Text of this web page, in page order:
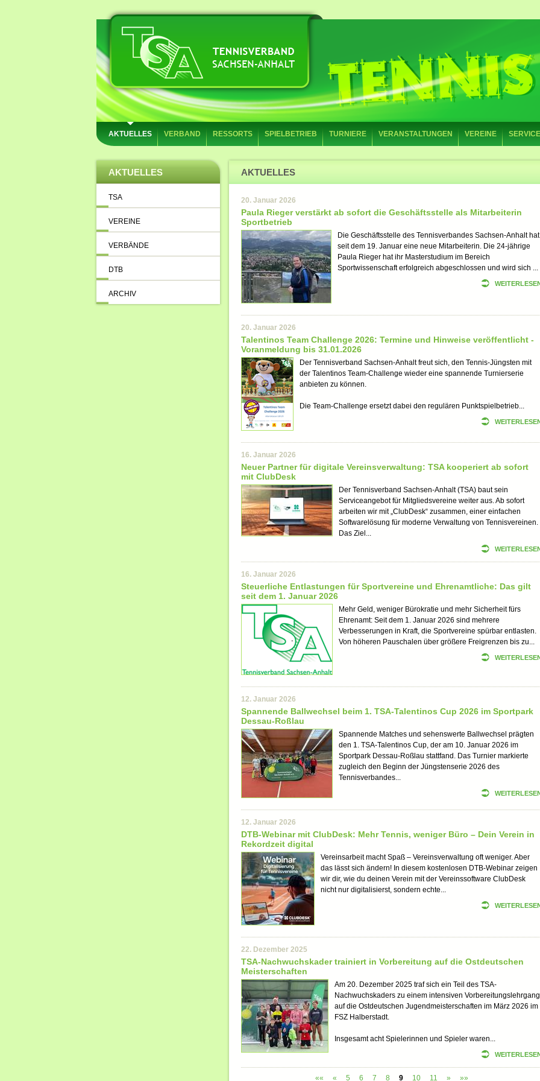
AKTUELLES VERBAND RESSORTS SPIELBETRIEB TURNIERE VERANSTALTUNGEN VEREINE SERVICE
AKTUELLES
TSA
VEREINE
VERBÄNDE
DTB
ARCHIV
AKTUELLES
20. Januar 2026
Paula Rieger verstärkt ab sofort die Geschäftsstelle als Mitarbeiterin
Sportbetrieb
Die Geschäftsstelle des Tennisverbandes Sachsen-Anhalt hat
seit dem 19. Januar eine neue Mitarbeiterin. Die 24-jährige
Paula Rieger hat ihr Masterstudium im Bereich
Sportwissenschaft erfolgreich abgeschlossen und wird sich ...
20. Januar 2026
Talentinos Team Challenge 2026: Termine und Hinweise veröffentlicht -
Voranmeldung bis 31.01.2026
Der Tennisverband Sachsen-Anhalt freut sich, den Tennis-Jüngsten mit
der Talentinos Team-Challenge wieder eine spannende Turnierserie
anbieten zu können.
Die Team-Challenge ersetzt dabei den regulären Punktspielbetrieb...
16. Januar 2026
Neuer Partner für digitale Vereinsverwaltung: TSA kooperiert ab sofort
mit ClubDesk
Der Tennisverband Sachsen-Anhalt (TSA) baut sein
Serviceangebot für Mitgliedsvereine weiter aus. Ab sofort
arbeiten wir mit „ClubDesk“ zusammen, einer einfachen
Softwarelösung für moderne Verwaltung von Tennisvereinen.
Das Ziel...
16. Januar 2026
Steuerliche Entlastungen für Sportvereine und Ehrenamtliche: Das gilt
seit dem 1. Januar 2026
Mehr Geld, weniger Bürokratie und mehr Sicherheit fürs
Ehrenamt: Seit dem 1. Januar 2026 sind mehrere
Verbesserungen in Kraft, die Sportvereine spürbar entlasten.
Von höheren Pauschalen über größere Freigrenzen bis zu...
12. Januar 2026
Spannende Ballwechsel beim 1. TSA-Talentinos Cup 2026 im Sportpark
Dessau-Roßlau
Spannende Matches und sehenswerte Ballwechsel prägten
den 1. TSA-Talentinos Cup, der am 10. Januar 2026 im
Sportpark Dessau-Roßlau stattfand. Das Turnier markierte
zugleich den Beginn der Jüngstenserie 2026 des
Tennisverbandes...
12. Januar 2026
DTB-Webinar mit ClubDesk: Mehr Tennis, weniger Büro – Dein Verein in
Rekordzeit digital
Vereinsarbeit macht Spaß – Vereinsverwaltung oft weniger. Aber
das lässt sich ändern! In diesem kostenlosen DTB-Webinar zeigen
wir dir, wie du deinen Verein mit der Vereinssoftware ClubDesk
nicht nur digitalisierst, sondern echte...
22. Dezember 2025
TSA-Nachwuchskader trainiert in Vorbereitung auf die Ostdeutschen
Meisterschaften
Am 20. Dezember 2025 traf sich ein Teil des TSA-
Nachwuchskaders zu einem intensiven Vorbereitungslehrgang
auf die Ostdeutschen Jugendmeisterschaften im März 2026 im
FSZ Halberstadt.
Insgesamt acht Spielerinnen und Spieler waren...
«« « 5 6 7 8 9 10 11 » »»